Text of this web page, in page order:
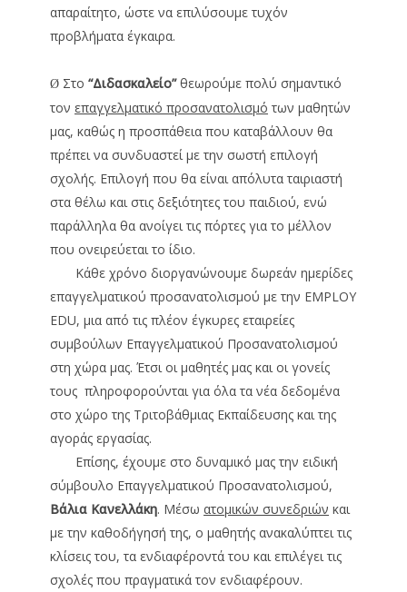
απαραίτητο, ώστε να επιλύσουμε τυχόν
προβλήματα έγκαιρα.
Ø Στο “Διδασκαλείo”θεωρούμε πολύ σημαντικό
τον επαγγελματικό προσανατολισμό των μαθητών
μας, καθώς η προσπάθεια που καταβάλλουν θα
πρέπει να συνδυαστεί με την σωστή επιλογή
σχολής. Επιλογή που θα είναι απόλυτα ταιριαστή
στα θέλω και στις δεξιότητες του παιδιού, ενώ
παράλληλα θα ανοίγει τις πόρτες για το μέλλον
που ονειρεύεται το ίδιο.
Κάθε χρόνο διοργανώνουμε δωρεάν ημερίδες
επαγγελματικού προσανατολισμού με την EMPLOY
EDU, μια από τις πλέον έγκυρες εταιρείες
συμβούλων Επαγγελματικού Προσανατολισμού
στη χώρα μας. Έτσι οι μαθητές μας και οι γονείς
τους πληροφορούνται για όλα τα νέα δεδομένα
στο χώρο της Τριτοβάθμιας Εκπαίδευσης και της
αγοράς εργασίας.
Επίσης, έχουμε στο δυναμικό μας την ειδική
σύμβουλο Επαγγελματικού Προσανατολισμού,
Βάλια Κανελλάκη. Μέσω ατομικών συνεδριών και
με την καθοδήγησή της, ο μαθητής ανακαλύπτει τις
κλίσεις του, τα ενδιαφέροντά του και επιλέγει τις
σχολές που πραγματικά τον ενδιαφέρουν.